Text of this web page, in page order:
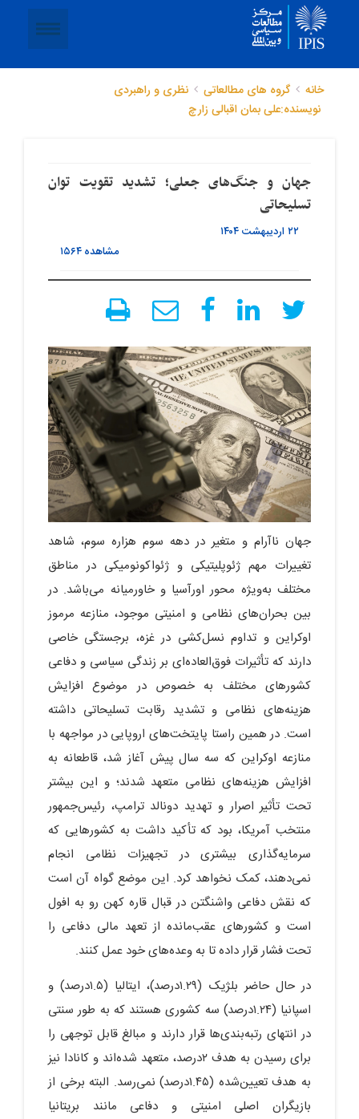
خانه گروه های مطالعاتی
نظری و راهبردی
نویسنده:علی بمان اقبالی زارچ
جهان و جنگ‌های جعلی؛ تشدید تقویت توان
تسلیحاتی
۲۲ اردیبهشت ۱۴۰۴
مشاهده۱۵۶۴
جهان ناآرام و متغیر در دهه سوم هزاره سوم، شاهد
تغییرات مهم ژئوپلیتیکی و ژئواکونومیکی در مناطق
مختلف به‌ویژه محور اورآسیا و خاورمیانه می‌باشد. در
بین بحران‌‎های نظامی و امنیتی موجود، منازعه مرموز
اوکراین و تداوم نسل‌کشی در غزه، برجستگی خاصی
دارند که تأثیرات فوق‌العاده‌ای بر زندگی سیاسی و دفاعی
کشورهای مختلف به خصوص در موضوع افزایش
هزینه‌های نظامی و تشدید رقابت تسلیحاتی داشته
است. در همین راستا پایتخت‌های اروپایی در مواجهه با
منازعه اوکراین که سه سال پیش آغاز شد، قاطعانه به
افزایش هزینه‌های نظامی متعهد شدند؛ و این بیشتر
تحت‌ تأثیر اصرار و تهدید دونالد ترامپ، رئیس‌جمهور
منتخب آمریکا، بود که تأکید داشت به کشورهایی که
سرمایه‌گذاری بیشتری در تجهیزات نظامی انجام
نمی‌دهند، کمک نخواهد کرد. این موضع گواه آن است
که نقش دفاعی واشنگتن در قبال قاره کهن رو به افول
است و کشورهای عقب‌مانده از تعهد مالی دفاعی را
تحت فشار قرار داده تا به وعده‌های خود عمل کنند.
در حال حاضر بلژیک (۱.۲۹درصد)، ایتالیا (۱.۵درصد) و
اسپانیا (۱.۲۴درصد) سه کشوری هستند که به طور سنتی
در انتهای رتبه‌بندی‌ها قرار دارند و مبالغ قابل توجهی را
برای رسیدن به هدف ۲درصد، متعهد شده‌اند و کانادا نیز
به هدف تعیین‌شده (۱.۴۵درصد) نمی‌رسد. البته برخی از
بازیگران اصلی امنیتی و دفاعی مانند بریتانیا